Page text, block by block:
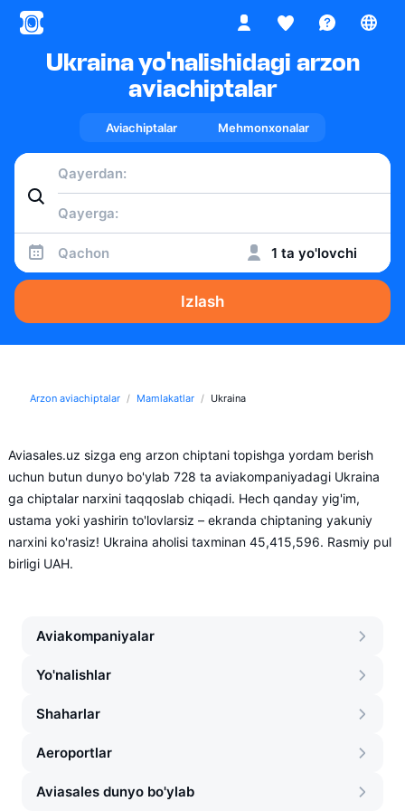
Ukraina yo'nalishidagi arzon
aviachiptalar
Aviachiptalar Mehmonxonalar
Qachon 1 ta yo'lovchi
Izlash
Arzon aviachiptalar Mamlakatlar Ukraina
Aviasales.uz sizga eng arzon chiptani topishga yordam berish
uchun butun dunyo bo'ylab 728 ta aviakompaniyadagi Ukraina
ga chiptalar narxini taqqoslab chiqadi. Hech qanday yig'im,
ustama yoki yashirin to'lovlarsiz – ekranda chiptaning yakuniy
narxini ko'rasiz! Ukraina aholisi taxminan 45,415,596. Rasmiy pul
birligi UAH.
Aviakompaniyalar
Yo'nalishlar
Shaharlar
Aeroportlar
Aviasales dunyo bo'ylab